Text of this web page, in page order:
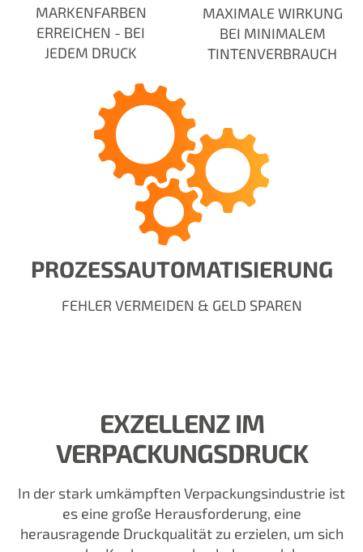
MARKENFARBEN
ERREICHEN - BEI
JEDEM DRUCK
MAXIMALE WIRKUNG
BEI MINIMALEM
TINTENVERBRAUCH
PROZESSAUTOMATISIERUNG
FEHLER VERMEIDEN & GELD SPAREN
EXZELLENZ IM
VERPACKUNGSDRUCK
In der stark umkämpften Verpackungsindustrie ist
es eine große Herausforderung, eine
herausragende Druckqualität zu erzielen, um sich